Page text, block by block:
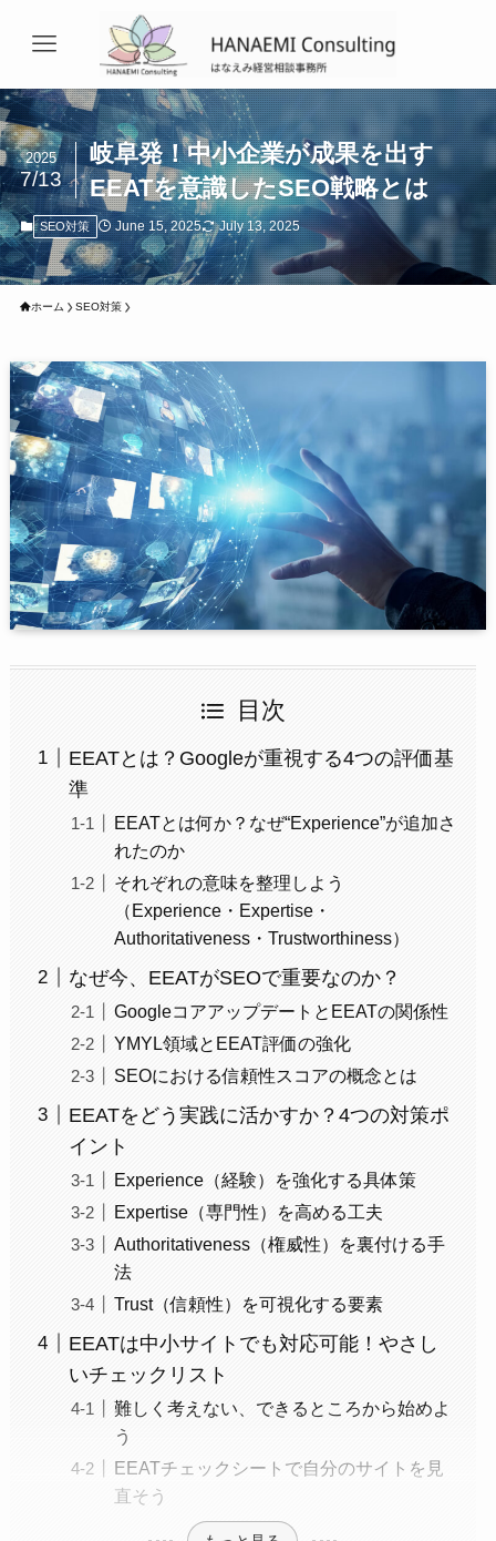
岐阜発！中小企業が成果を出す
EEATを意識したSEO戦略とは
2025
7/13
SEO対策 June 15, 2025 July 13, 2025
ホーム SEO対策
目次
EEATとは？Googleが重視する4つの評価基
準
EEATとは何か？なぜ“Experience”が追加さ
れたのか
それぞれの意味を整理しよう
（Experience・Expertise・
Authoritativeness・Trustworthiness）
なぜ今、EEATがSEOで重要なのか？
GoogleコアアップデートとEEATの関係性
YMYL領域とEEAT評価の強化
SEOにおける信頼性スコアの概念とは
EEATをどう実践に活かすか？4つの対策ポ
イント
Experience（経験）を強化する具体策
Expertise（専門性）を高める工夫
Authoritativeness（権威性）を裏付ける手
法
Trust（信頼性）を可視化する要素
EEATは中小サイトでも対応可能！やさし
いチェックリスト
難しく考えない、できるところから始めよ
う
EEATチェックシートで自分のサイトを見
直そう